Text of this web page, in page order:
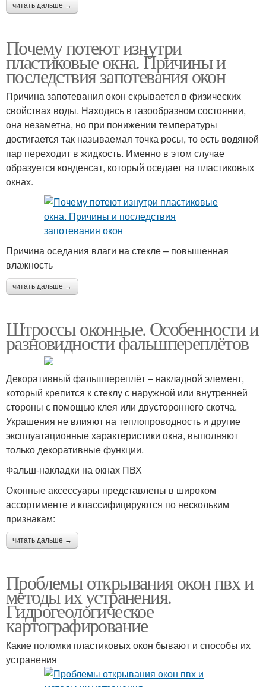
читать дальше →
Почему потеют изнутри
пластиковые окна. Причины и
последствия запотевания окон
Причина запотевания окон скрывается в физических
свойствах воды. Находясь в газообразном состоянии,
она незаметна, но при понижении температуры
достигается так называемая точка росы, то есть водяной
пар переходит в жидкость. Именно в этом случае
образуется конденсат, который оседает на пластиковых
окнах.
Причина оседания влаги на стекле – повышенная
влажность
читать дальше →
Штроссы оконные. Особенности и
разновидности фальшпереплётов
Декоративный фальшпереплёт – накладной элемент,
который крепится к стеклу с наружной или внутренней
стороны с помощью клея или двустороннего скотча.
Украшения не влияют на теплопроводность и другие
эксплуатационные характеристики окна, выполняют
только декоративные функции.
Фальш-накладки на окнах ПВХ
Оконные аксессуары представлены в широком
ассортименте и классифицируются по нескольким
признакам:
читать дальше →
Проблемы открывания окон пвх и
методы их устранения.
Гидрогеологическое
картографирование
Какие поломки пластиковых окон бывают и способы их
устранения